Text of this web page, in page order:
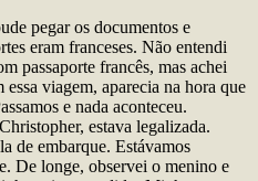
pegar os documentos e
eram franceses. Não entendi
passaporte francês, mas achei
viagem, aparecia na hora que
e nada aconteceu.
estava legalizada.
de embarque. Estávamos
De longe, observei o menino e